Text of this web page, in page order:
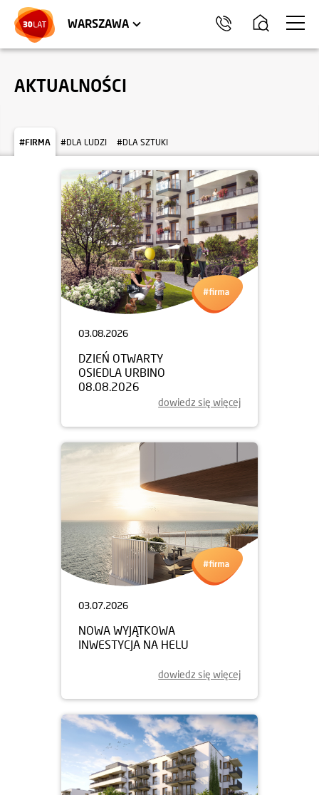
WARSZAWA
HEL
AKTUALNOŚCI
#FIRMA #DLA LUDZI #DLA SZTUKI
03.08.2026
DZIEŃ OTWARTY
OSIEDLA URBINO
08.08.2026
dowiedz się więcej
03.07.2026
NOWA WYJĄTKOWA
INWESTYCJA NA HELU
dowiedz się więcej